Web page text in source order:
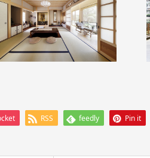
RSS feedly Pin it